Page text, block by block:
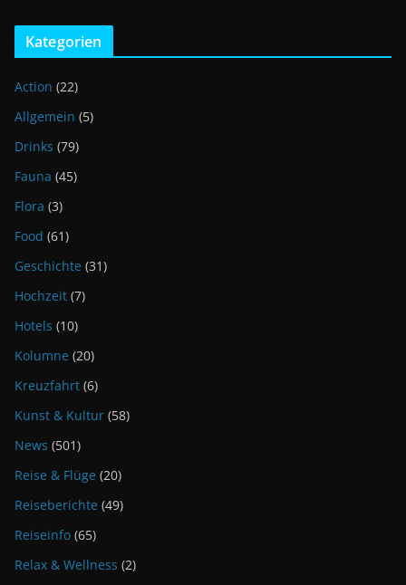
Kategorien
Action (22)
Allgemein (5)
Drinks (79)
Fauna (45)
Flora (3)
Food (61)
Geschichte (31)
Hochzeit (7)
Hotels (10)
Kolumne (20)
Kreuzfahrt (6)
Kunst & Kultur (58)
News (501)
Reise & Flüge (20)
Reiseberichte (49)
Reiseinfo (65)
Relax & Wellness (2)